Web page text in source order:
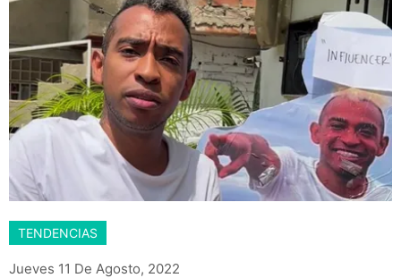
TENDENCIAS
Jueves 11 De Agosto, 2022